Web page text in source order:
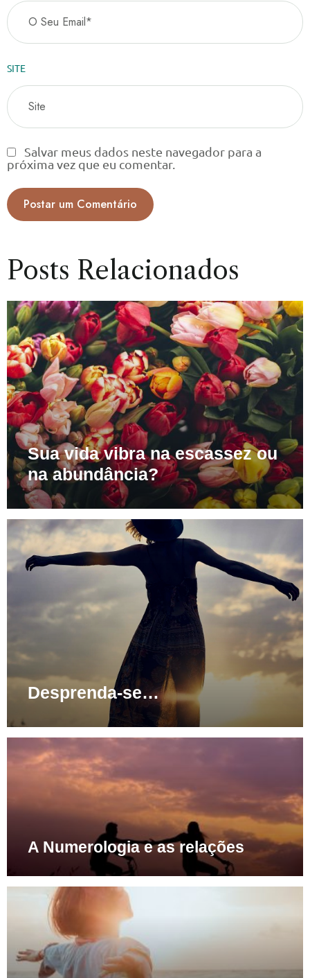
SITE
Salvar meus dados neste navegador para a
próxima vez que eu comentar.
Posts Relacionados
Sua vida vibra na escassez ou
na abundância?
Desprenda-se…
A Numerologia e as relações